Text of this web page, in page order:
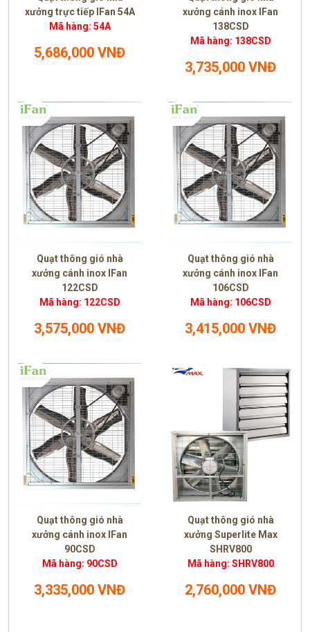
xưởng trực tiếp IFan 54A
Mã hàng: 54A
5,686,000 VNĐ
xưởng cánh inox IFan
138CSD
Mã hàng: 138CSD
3,735,000 VNĐ
Quạt thông gió nhà
xưởng cánh inox IFan
122CSD
Mã hàng: 122CSD
3,575,000 VNĐ
Quạt thông gió nhà
xưởng cánh inox IFan
106CSD
Mã hàng: 106CSD
3,415,000 VNĐ
Quạt thông gió nhà
xưởng cánh inox IFan
90CSD
Mã hàng: 90CSD
3,335,000 VNĐ
Quạt thông gió nhà
xưởng Superlite Max
SHRV800
Mã hàng: SHRV800
2,760,000 VNĐ